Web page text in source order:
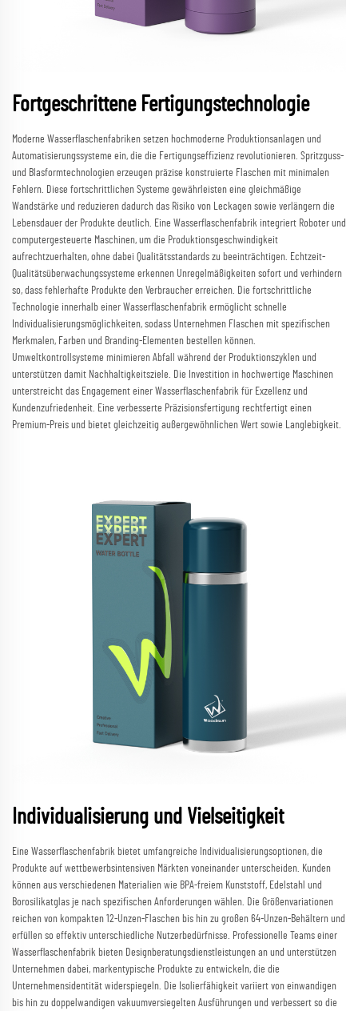
Fortgeschrittene Fertigungstechnologie
Moderne Wasserflaschenfabriken setzen hochmoderne Produktionsanlagen und
Automatisierungssysteme ein, die die Fertigungseffizienz revolutionieren. Spritzguss-
und Blasformtechnologien erzeugen präzise konstruierte Flaschen mit minimalen
Fehlern. Diese fortschrittlichen Systeme gewährleisten eine gleichmäßige
Wandstärke und reduzieren dadurch das Risiko von Leckagen sowie verlängern die
Lebensdauer der Produkte deutlich. Eine Wasserflaschenfabrik integriert Roboter und
computergesteuerte Maschinen, um die Produktionsgeschwindigkeit
aufrechtzuerhalten, ohne dabei Qualitätsstandards zu beeinträchtigen. Echtzeit-
Qualitätsüberwachungssysteme erkennen Unregelmäßigkeiten sofort und verhindern
so, dass fehlerhafte Produkte den Verbraucher erreichen. Die fortschrittliche
Technologie innerhalb einer Wasserflaschenfabrik ermöglicht schnelle
Individualisierungsmöglichkeiten, sodass Unternehmen Flaschen mit spezifischen
Merkmalen, Farben und Branding-Elementen bestellen können.
Umweltkontrollsysteme minimieren Abfall während der Produktionszyklen und
unterstützen damit Nachhaltigkeitsziele. Die Investition in hochwertige Maschinen
unterstreicht das Engagement einer Wasserflaschenfabrik für Exzellenz und
Kundenzufriedenheit. Eine verbesserte Präzisionsfertigung rechtfertigt einen
Premium-Preis und bietet gleichzeitig außergewöhnlichen Wert sowie Langlebigkeit.
Individualisierung und Vielseitigkeit
Eine Wasserflaschenfabrik bietet umfangreiche Individualisierungsoptionen, die
Produkte auf wettbewerbsintensiven Märkten voneinander unterscheiden. Kunden
können aus verschiedenen Materialien wie BPA-freiem Kunststoff, Edelstahl und
Borosilikatglas je nach spezifischen Anforderungen wählen. Die Größenvariationen
reichen von kompakten 12-Unzen-Flaschen bis hin zu großen 64-Unzen-Behältern und
erfüllen so effektiv unterschiedliche Nutzerbedürfnisse. Professionelle Teams einer
Wasserflaschenfabrik bieten Designberatungsdienstleistungen an und unterstützen
Unternehmen dabei, markentypische Produkte zu entwickeln, die die
Unternehmensidentität widerspiegeln. Die Isolierfähigkeit variiert von einwandigen
bis hin zu doppelwandigen vakuumversiegelten Ausführungen und verbessert so die